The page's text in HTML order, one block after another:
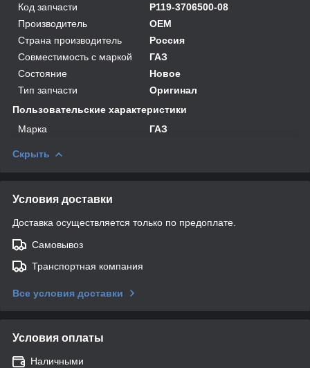
Код запчасти
Р119-3706500-08
Производитель
OEM
Страна производитель
Россия
Совместимость с маркой
ГАЗ
Состояние
Новое
Тип запчасти
Оригинал
Пользовательские характеристики
Марка
ГАЗ
Скрыть
Условия доставки
Доставка осуществляется только по предоплате.
Самовывоз
Транспортная компания
Все условия доставки
Условия оплаты
Наличными